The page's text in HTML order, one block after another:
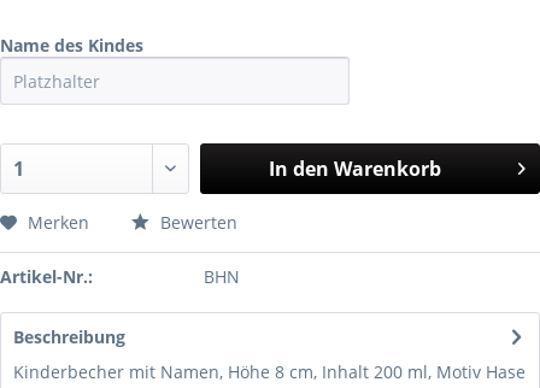
Name des Kindes
In den Warenkorb
Merken Bewerten
Artikel-Nr.: BHN
Beschreibung
Kinderbecher mit Namen, Höhe 8 cm, Inhalt 200 ml, Motiv Hase